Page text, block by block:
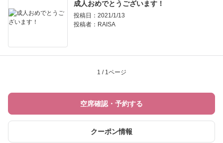
成人おめでとうございます！
投稿日：2021/1/13
投稿者： RAISA
1 / 1ページ
空席確認・予約する
クーポン情報